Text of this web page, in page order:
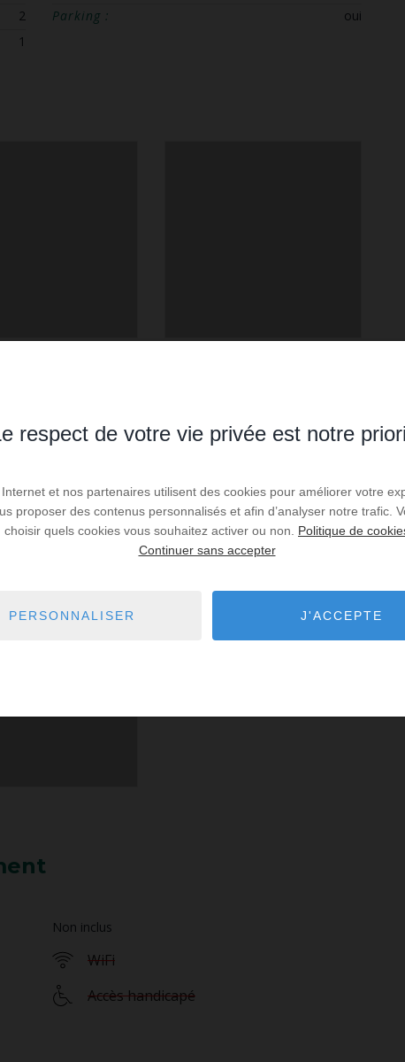
2
1
Parking :
oui
Non inclus
WiFi
Accès handicapé
respect de votre vie privée est notre
et nos partenaires utilisent des cookies pour améliorer votre
proposer des contenus personnalisés et afin d’analyser notre trafic.
choisir quels cookies vous souhaitez activer ou non. Politique de
Continuer sans accepter
PERSONNALISER J'ACCEPTE